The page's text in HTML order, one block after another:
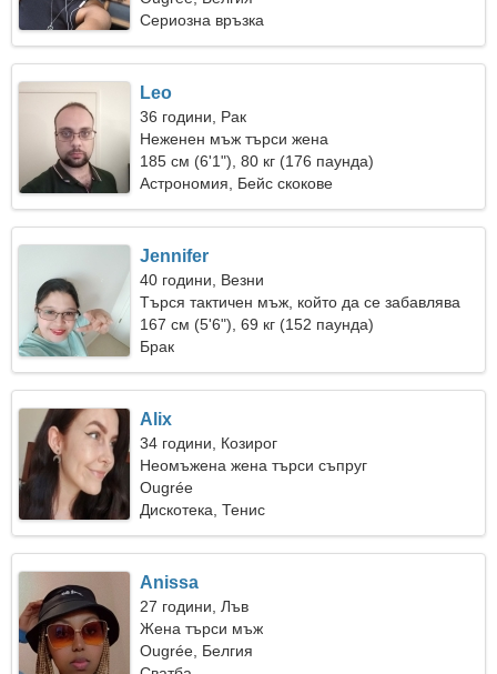
Сериозна връзка
Leo
36 години, Рак
Неженен мъж търси жена
185 см (6'1"), 80 кг (176 паунда)
Астрономия, Бейс скокове
Jennifer
40 години, Везни
Търся тактичен мъж, който да се забавлява
167 см (5'6"), 69 кг (152 паунда)
Брак
Alix
34 години, Козирог
Неомъжена жена търси съпруг
Ougrée
Дискотека, Тенис
Anissa
27 години, Лъв
Жена търси мъж
Ougrée, Белгия